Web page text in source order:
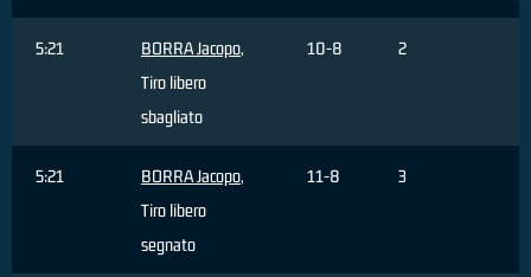
5:21 BORRA Jacopo,
Tiro libero
sbagliato
10-8 2
5:21 BORRA Jacopo,
Tiro libero
segnato
11-8 3